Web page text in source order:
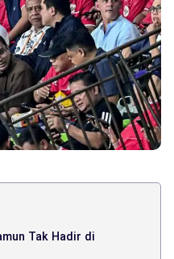
Tak Hadir di